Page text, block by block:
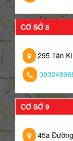
CƠ SỞ 8
295 Tân
CƠ SỞ 9
45a